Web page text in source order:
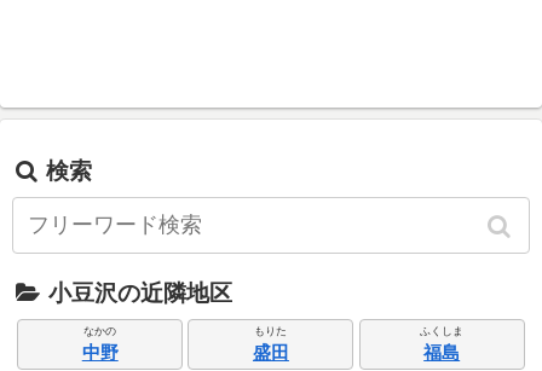
検索
小豆沢の近隣地区
なかの
中野
もりた
盛田
ふくしま
福島